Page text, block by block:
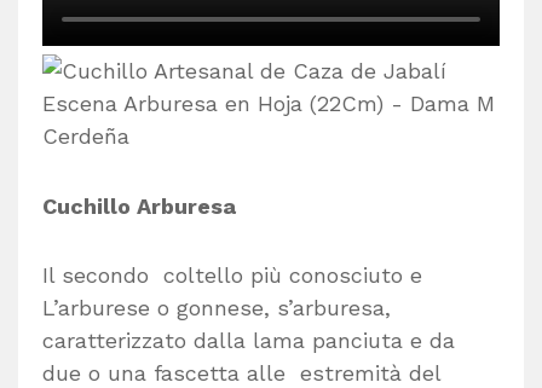
Cuchillo Arburesa
Il secondo coltello più conosciuto e
L’arburese o gonnese, s’arburesa,
caratterizzato dalla lama panciuta e da
due o una fascetta alle estremità del